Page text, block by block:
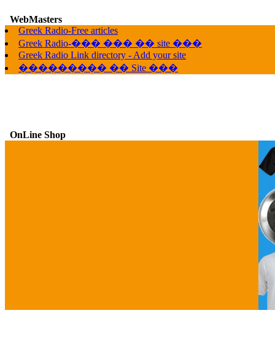
WebMasters
Greek Radio-Free articles
Greek Radio-��� ��� �� site ���
Greek Radio Link directory - Add your site
��������� �� Site ���
OnLine Shop